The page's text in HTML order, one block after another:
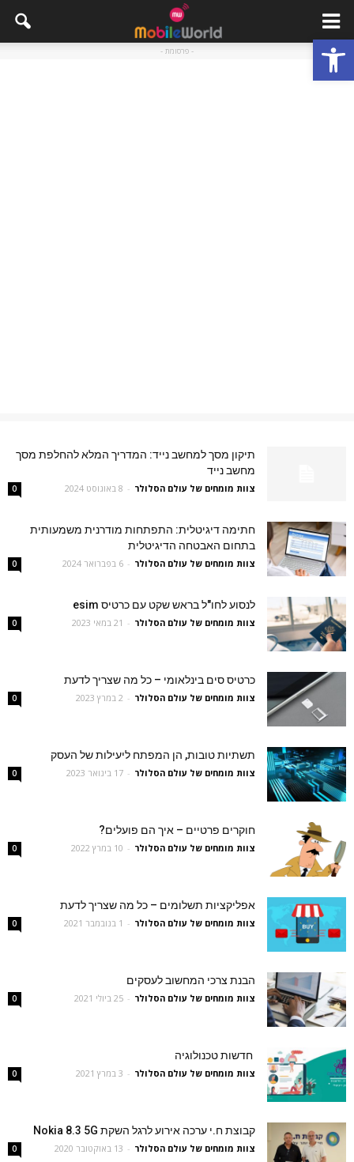
פתח סרגל נגישות - פרסומת -
תיקון מסך למחשב נייד: המדריך המלא להחלפת מסך
מחשב נייד
צוות מומחים של עולם הסלולר - 8 באוגוסט 2024 0
חתימה דיגיטלית: התפתחות מודרנית משמעותית
בתחום האבטחה הדיגיטלית
צוות מומחים של עולם הסלולר - 6 בפברואר 2024 0
לנסוע לחו"ל בראש שקט עם כרטיס esim
צוות מומחים של עולם הסלולר - 21 במאי 2023 0
כרטיס סים בינלאומי – כל מה שצריך לדעת
צוות מומחים של עולם הסלולר - 2 במרץ 2023 0
תשתיות טובות, הן המפתח ליעילות של העסק
צוות מומחים של עולם הסלולר - 17 בינואר 2023 0
חוקרים פרטיים – איך הם פועלים?
צוות מומחים של עולם הסלולר - 10 במרץ 2022 0
אפליקציות תשלומים – כל מה שצריך לדעת
צוות מומחים של עולם הסלולר - 1 בנובמבר 2021 0
הבנת צרכי המחשוב לעסקים
צוות מומחים של עולם הסלולר - 25 ביולי 2021 0
חדשות טכנולוגיה
צוות מומחים של עולם הסלולר - 3 במרץ 2021 0
קבוצת ח.י ערכה אירוע לרגל השקת Nokia 8.3 5G
צוות מומחים של עולם הסלולר - 13 באוקטובר 2020 0